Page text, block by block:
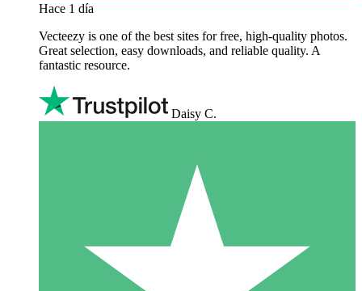
Hace 1 día
Vecteezy is one of the best sites for free, high‑quality photos.
Great selection, easy downloads, and reliable quality. A
fantastic resource.
Daisy C.